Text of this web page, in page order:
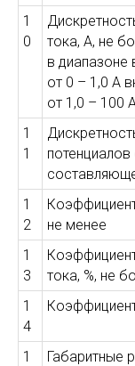
1
0
тока, А, не
в диапазоне
от 0 – 1,0 А
от 1,0 – 100
1
1
1
2
не менее
1
3
тока, %, не
1
4
1
Габаритные